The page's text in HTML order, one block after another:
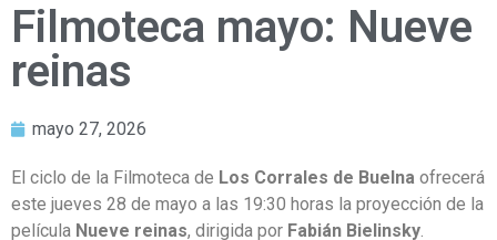
Filmoteca mayo: Nueve
reinas
mayo 27, 2026
El ciclo de la Filmoteca de Los Corrales de Buelna ofrecerá
este jueves 28 de mayo a las 19:30 horas la proyección de la
película Nueve reinas, dirigida por Fabián Bielinsky.